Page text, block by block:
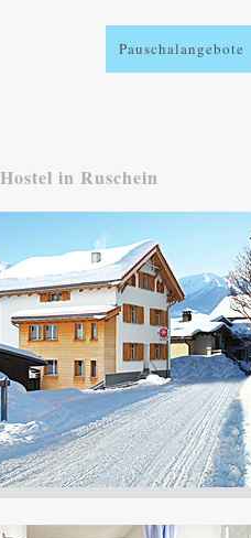
Pauschalangebote
Hostel in Ruschein